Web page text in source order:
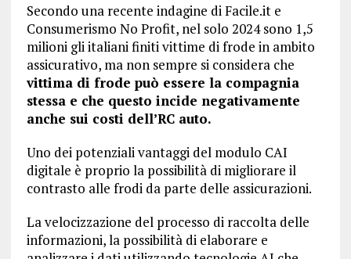
Secondo una recente indagine di Facile.it e
Consumerismo No Profit, nel solo 2024 sono 1,5
milioni gli italiani finiti vittime di frode in ambito
assicurativo, ma non sempre si considera che
vittima di frode può essere la compagnia
stessa e che questo incide negativamente
anche sui costi dell’RC auto.
Uno dei potenziali vantaggi del modulo CAI
digitale è proprio la possibilità di migliorare il
contrasto alle frodi da parte delle assicurazioni.
La velocizzazione del processo di raccolta delle
informazioni, la possibilità di elaborare e